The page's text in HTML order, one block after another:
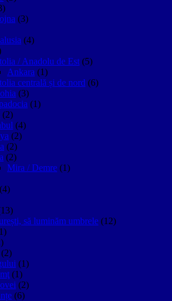
(3)
(4)
/ Anadolu de Est (5)
Ankara (1)
centrală și de nord (6)
(3)
(1)
(2)
(4)
(2)
(2)
(2)
Mira / Demre (1)
(4)
să luminăm umbrele (12)
(2)
(1)
(1)
(2)
(6)